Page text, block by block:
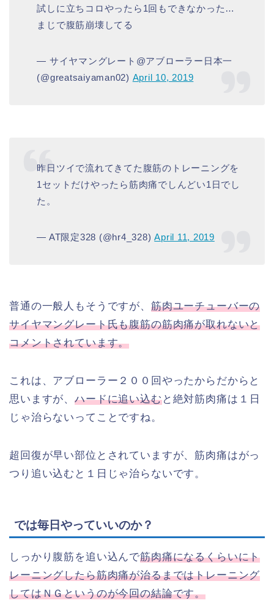
試しに立ちコロやったら1回もできなかった…
まじで腹筋崩壊してる
— サイヤマングレート@アブローラー日本一
(@greatsaiyaman02) April 10, 2019
昨日ツイで流れてきてた腹筋のトレーニングを
1セットだけやったら筋肉痛でしんどい1日でし
た。
— AT限定328 (@hr4_328)April 11, 2019
普通の一般人もそうですが、 筋肉ユーチューバーの
サイヤマングレート氏も腹筋の筋肉痛が取れないと
コメントされています。
これは、アブローラー２００回やったからだからと
思いますが、ハードに追い込むと絶対筋肉痛は１日
じゃ治らないってことですね。
超回復が早い部位とされていますが、筋肉痛はがっ
つり追い込むと１日じゃ治らないです。
では毎日やっていいのか？
しっかり腹筋を追い込んで筋肉痛になるくらいにト
レーニングしたら筋肉痛が治るまではトレーニング
してはＮＧというのが今回の結論です。